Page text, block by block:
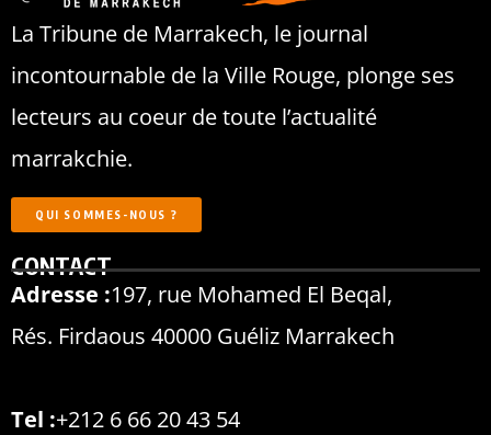
La Tribune de Marrakech, le journal
incontournable de la Ville Rouge, plonge ses
lecteurs au coeur de toute l’actualité
marrakchie.
QUI SOMMES-NOUS ?
CONTACT
Adresse :197, rue Mohamed El Beqal,
Rés. Firdaous 40000 Guéliz Marrakech
Tel :+212 6 66 20 43 54